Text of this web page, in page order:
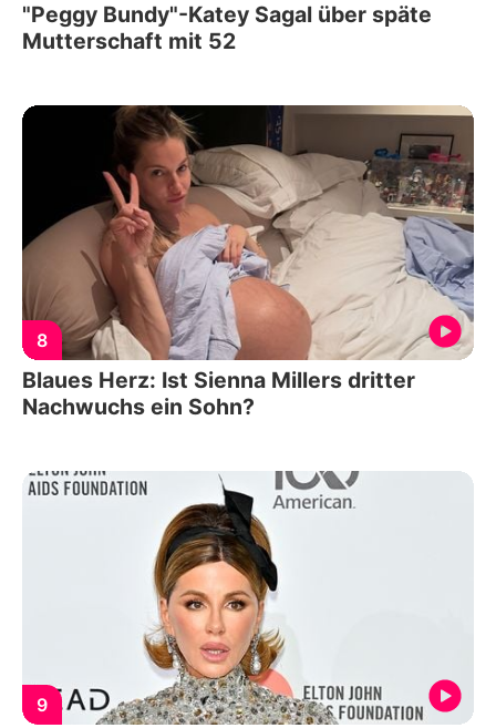
"Peggy Bundy"-Katey Sagal über späte
Mutterschaft mit 52
8
Blaues Herz: Ist Sienna Millers dritter
Nachwuchs ein Sohn?
9